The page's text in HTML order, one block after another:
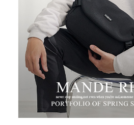
※ 交易是否成功請以「AFTEE先享後付 」之
是否繳費成功／繳費後需取消欲退款等相關
客戶支援中心」https://
【注意事項】
１．透過由恩沛科技股份有限公司提供之「
易，需依本服務之必要範圍內提供個人資料
權轉讓予恩沛科技股份有限公司。
２．關於個人資料處理事宜，請瀏覽以下網址
https://aftee.tw/terms/#terms3
３．未成年的使用者請事先徵得法定代理人
「AFTEE先享後付」，若未經同意申辦者引
付款後萊爾富取貨
每筆NT$80
7-11取貨付款
每筆NT$100，滿NT$699(含以上)免運
付款後7-11取貨
每筆NT$100，滿NT$699(含以上)免運